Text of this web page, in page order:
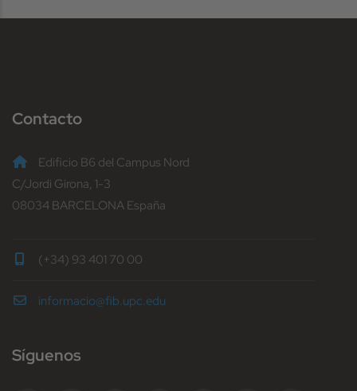
Contacto
Edificio B6 del Campus Nord
C/Jordi Girona, 1-3
08034 BARCELONA España
(+34) 93 401 70 00
informacio@fib.upc.edu
Síguenos